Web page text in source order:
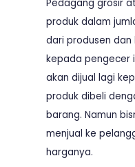
Pedagang grosir
produk dalam
dari produsen dan
kepada pengecer
akan dijual lagi
produk dibeli
barang. Namun
menjual ke
harganya.